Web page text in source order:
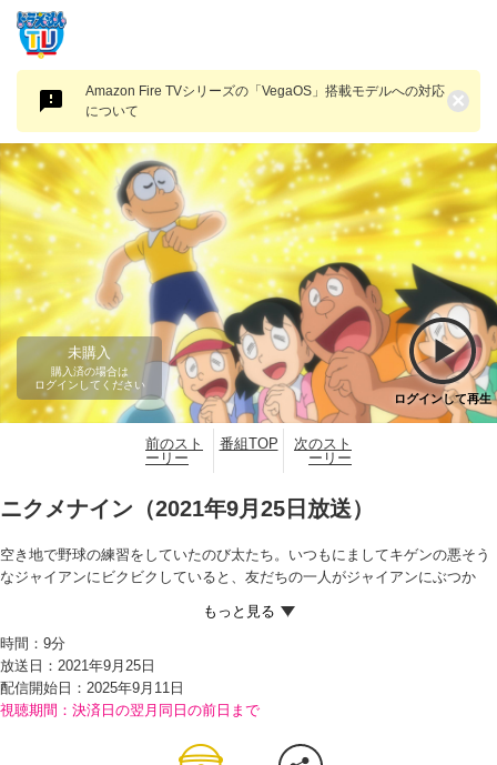
Amazon Fire TVシリーズの「VegaOS」搭載モデルへの対応
について
×
未購入
購入済の場合は
ログインしてください
ログインして再生
前のスト
ーリー
番組TOP
次のスト
ーリー
ニクメナイン（2021年9月25日放送）
空き地で野球の練習をしていたのび太たち。いつもにましてキゲンの悪そう
なジャイアンにビクビクしていると、友だちの一人がジャイアンにぶつか
のび太たちが恐怖（きょうふ）におののく中、にこやかにあやまる友だち。
「せっかくのいい顔がだいなしだよ」と言われたジャイアンは、なんと笑顔
でゆるしたからビックリ！ ところが、その後、うまくボールをキャッチでき
なかったのび太が、ヘラヘラとあやまったところ、おこったジャイアンにな
不公平だとおこるのび太に、「それは人がらだよ」と説明するドラえもん。
時間： 9分
放送日：2021年9月25日
配信開始日： 2025年9月11日
視聴期間：決済日の翌月同日の前日まで